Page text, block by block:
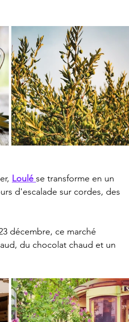
Loulé se transforme en un
d'escalade sur cordes, des
décembre, ce marché
du chocolat chaud et un